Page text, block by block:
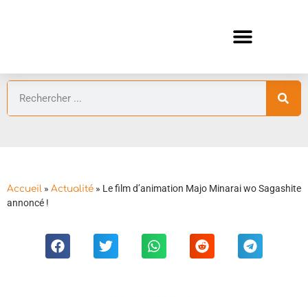
Accueil » Actualité » Le film d’animation Majo Minarai wo Sagashite
annoncé !